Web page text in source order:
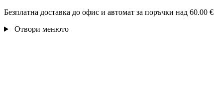
Безплатна доставка до офис и автомат за поръчки над 60.00 €
Отвори менюто